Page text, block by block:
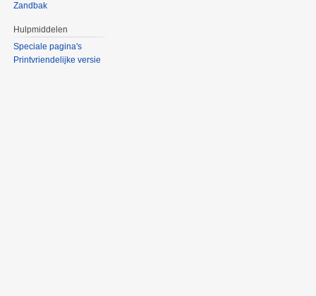
Zandbak
Hulpmiddelen
Speciale pagina's
Printvriendelijke versie